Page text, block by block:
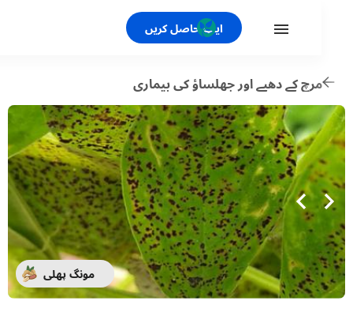
ایپ حاصل کریں
مرچ کے دھبے اور جھلساؤ کی بیماری
مونگ پھلی